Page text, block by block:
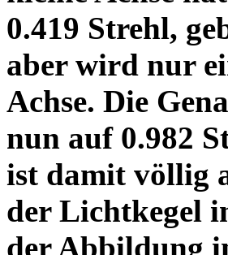
0.419 Strehl,
aber wird nur
Achse. Die
nun auf 0.982
ist damit völlig
der Lichtkegel
der Abbildung